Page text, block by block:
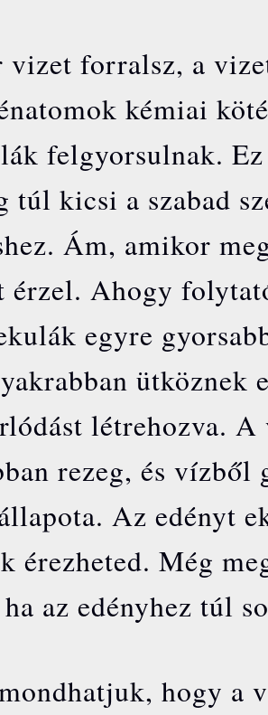
forralsz, a
kémiai
felgyorsulnak.
túl kicsi a szabad
Ám, amikor
érzel. Ahogy
egyre
ütköznek
létrehozva. A
rezeg, és vízből
Az edényt
érezheted. Még
az edényhez túl
hogy a